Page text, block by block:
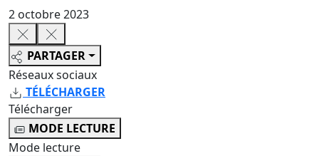
2 octobre 2023
PARTAGER
Réseaux sociaux
TÉLÉCHARGER
Télécharger
MODE LECTURE
Mode lecture